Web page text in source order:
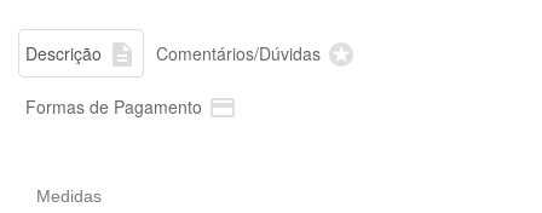
Descrição  Comentários/Dúvidas 
Formas de Pagamento 
Medidas